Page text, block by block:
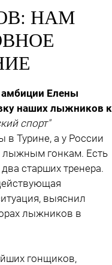
НАМ
Елены
наших лыжников к
спорт"
Турине, а у России
лыжным гонкам. Есть
старших тренера.
выяснил
лыжников в
гонщиков,